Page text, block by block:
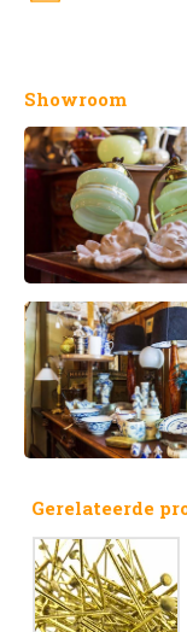
Showroom
Gerelateerde